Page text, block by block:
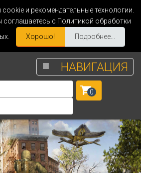
и рекомендательные технологии.
соглашаетесь с Политикой обработки
Хорошо! Подробнее...
НАВИГАЦИЯ
0